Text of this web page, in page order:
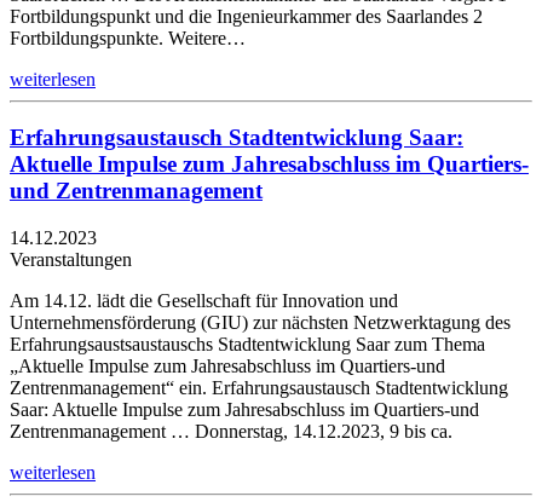
Fortbildungspunkt und die Ingenieurkammer des Saarlandes 2
Fortbildungspunkte. Weitere…
weiterlesen
Erfahrungsaustausch Stadtentwicklung Saar:
Aktuelle Impulse zum Jahresabschluss im Quartiers-
und Zentrenmanagement
14.12.2023
Veranstaltungen
Am 14.12. lädt die Gesellschaft für Innovation und
Unternehmensförderung (GIU) zur nächsten Netzwerktagung des
Erfahrungsaustsaustauschs Stadtentwicklung Saar zum Thema
„Aktuelle Impulse zum Jahresabschluss im Quartiers-und
Zentrenmanagement“ ein. Erfahrungsaustausch Stadtentwicklung
Saar: Aktuelle Impulse zum Jahresabschluss im Quartiers-und
Zentrenmanagement … Donnerstag, 14.12.2023, 9 bis ca.
weiterlesen